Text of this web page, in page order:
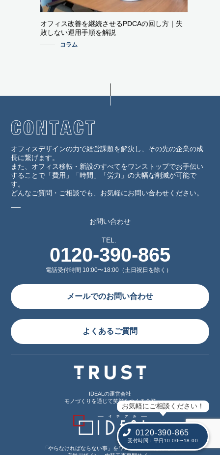
お気軽にご相談ください！
0120-390-865
受付時間：平日10:00〜18:00
オフィス改善を継続させるPDCAの回し方｜失
敗しない運用手順を解説
コラム
オフィスデザインの力で経営課題を解決し、その先の企業の成
長に繋げます。
また、オフィス移転・新設のすべてをワンストップでお手伝い
することで「費用」「時間」「労力」の大幅な削減が可能で
す。
どんなご質問・ご相談でも、お気軽にお問い合わせください。
お問い合わせ
TEL.
0120-390-865
電話受付時間 10:00〜18:00（土日祝日を除く）
メールでのお問い合わせ
よくあるご質問
IDEALの運営会社
モノづくりを通じて笑顔をつくる企業
「やらなければならない事」をワンストップで解決する